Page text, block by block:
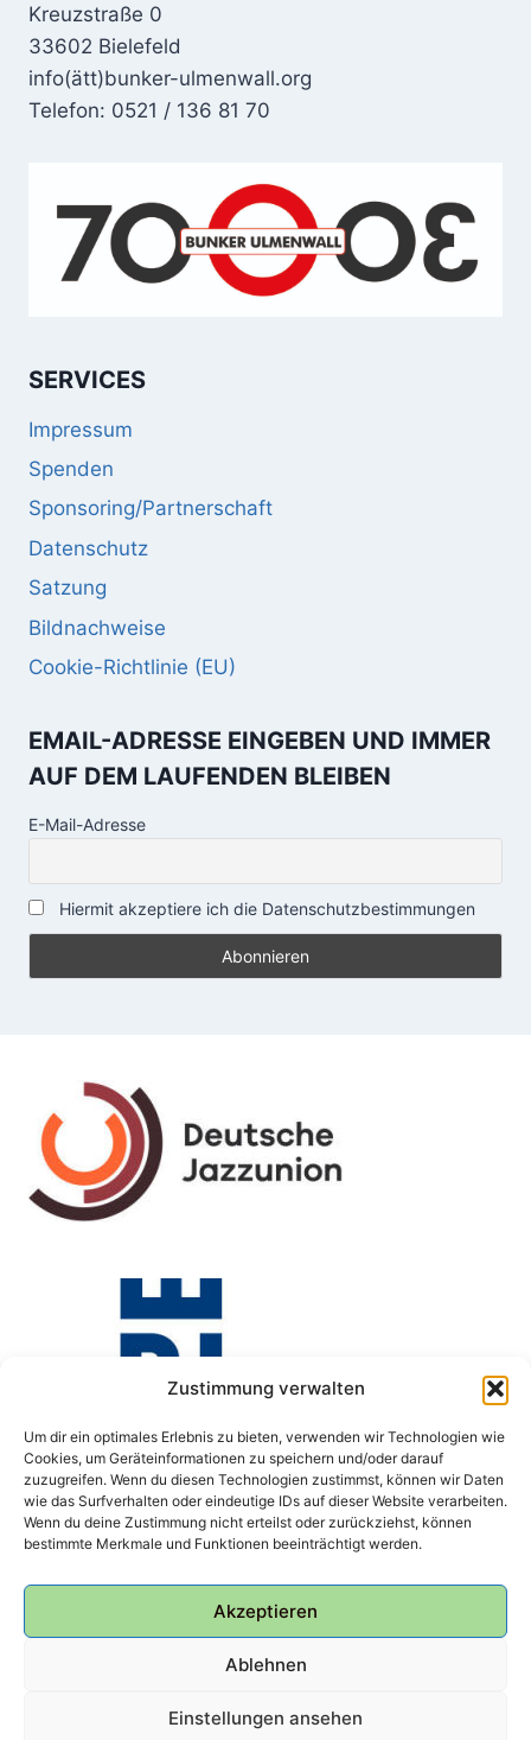
Zustimmung verwalten
Um dir ein optimales Erlebnis zu bieten, verwenden wir Technologien wie
Cookies, um Geräteinformationen zu speichern und/oder darauf
zuzugreifen. Wenn du diesen Technologien zustimmst, können wir Daten
wie das Surfverhalten oder eindeutige IDs auf dieser Website verarbeiten.
Wenn du deine Zustimmung nicht erteilst oder zurückziehst, können
bestimmte Merkmale und Funktionen beeinträchtigt werden.
Akzeptieren
Ablehnen
Einstellungen ansehen
Kreuzstraße 0
33602 Bielefeld
info(ätt)bunker-ulmenwall.org
Telefon: 0521 / 136 81 70
SERVICES
Impressum
Spenden
Sponsoring/Partnerschaft
Datenschutz
Satzung
Bildnachweise
Cookie-Richtlinie (EU)
EMAIL-ADRESSE EINGEBEN UND IMMER
AUF DEM LAUFENDEN BLEIBEN
E-Mail-Adresse
Hiermit akzeptiere ich die Datenschutzbestimmungen
© 2026 Bunker Ulmenwall